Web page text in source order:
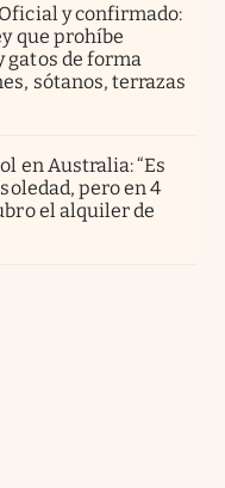
Oficial y confirmado:
que prohíbe
gatos de forma
sótanos, terrazas
en Australia: “Es
pero en 4
el alquiler de